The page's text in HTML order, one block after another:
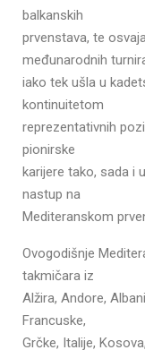
balkanskih
prvenstava, te
međunarodnih
iako tek ušla u
kontinuitetom
reprezentativnih
pionirske
karijere tako, sada i
nastup na
Mediteranskom
Ovogodišnje
takmičara iz
Alžira, Andore,
Francuske,
Grčke, Italije,